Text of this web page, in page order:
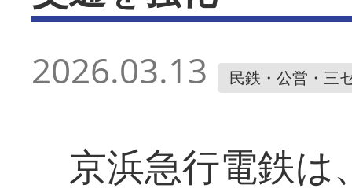
2026.03.13 民鉄・公営・三
京浜急行電鉄は